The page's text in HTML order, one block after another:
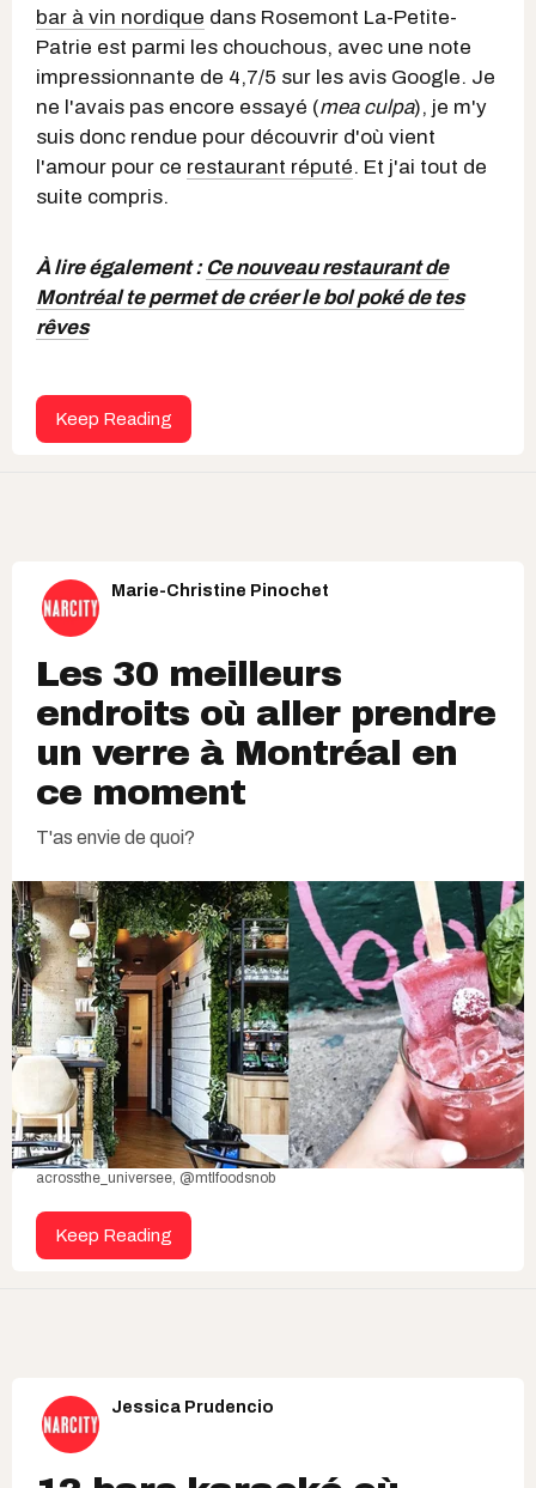
bar à vin nordique dans Rosemont La-Petite-
Patrie est parmi les chouchous, avec une note
impressionnante de 4,7/5 sur les avis Google. Je
ne l'avais pas encore essayé (mea culpa), je m'y
suis donc rendue pour découvrir d'où vient
l'amour pour ce restaurant réputé. Et j'ai tout de
suite compris.
À lire également : Ce nouveau restaurant de
Montréal te permet de créer le bol poké de tes
rêves
Keep Reading
Marie-Christine Pinochet
Les 30 meilleurs
endroits où aller prendre
un verre à Montréal en
ce moment
T'as envie de quoi?
acrossthe_universee, @mtlfoodsnob
Keep Reading
Jessica Prudencio